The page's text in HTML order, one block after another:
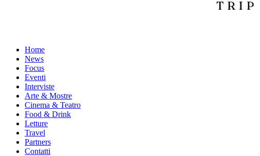
Home
News
Focus
Eventi
Interviste
Arte & Mostre
Cinema & Teatro
Food & Drink
Letture
Travel
Partners
Contatti